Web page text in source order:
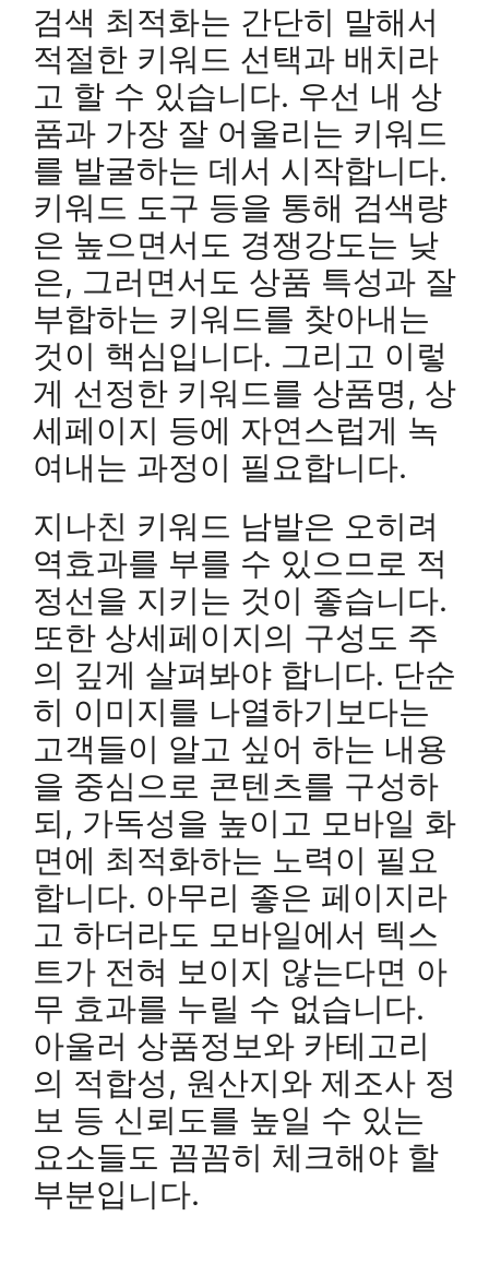
검색 최적화는 간단히 말해서
적절한 키워드 선택과 배치라
고 할 수 있습니다. 우선 내 상
품과 가장 잘 어울리는 키워드
를 발굴하는 데서 시작합니다.
키워드 도구 등을 통해 검색량
은 높으면서도 경쟁강도는 낮
은, 그러면서도 상품 특성과 잘
부합하는 키워드를 찾아내는
것이 핵심입니다. 그리고 이렇
게 선정한 키워드를 상품명, 상
세페이지 등에 자연스럽게 녹
여내는 과정이 필요합니다.
지나친 키워드 남발은 오히려
역효과를 부를 수 있으므로 적
정선을 지키는 것이 좋습니다.
또한 상세페이지의 구성도 주
의 깊게 살펴봐야 합니다. 단순
히 이미지를 나열하기보다는
고객들이 알고 싶어 하는 내용
을 중심으로 콘텐츠를 구성하
되, 가독성을 높이고 모바일 화
면에 최적화하는 노력이 필요
합니다. 아무리 좋은 페이지라
고 하더라도 모바일에서 텍스
트가 전혀 보이지 않는다면 아
무 효과를 누릴 수 없습니다.
아울러 상품정보와 카테고리
의 적합성, 원산지와 제조사 정
보 등 신뢰도를 높일 수 있는
요소들도 꼼꼼히 체크해야 할
부분입니다.